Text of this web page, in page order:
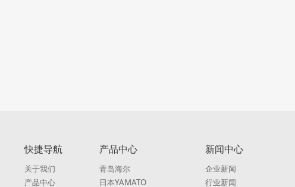
快捷导航
关于我们
产品中心
产品中心
青岛海尔
日本YAMATO
新闻中心
企业新闻
行业新闻